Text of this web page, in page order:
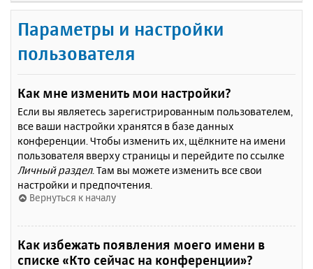
Параметры и настройки
пользователя
Как мне изменить мои настройки?
Если вы являетесь зарегистрированным пользователем,
все ваши настройки хранятся в базе данных
конференции. Чтобы изменить их, щёлкните на имени
пользователя вверху страницы и перейдите по ссылке
Личный раздел. Там вы можете изменить все свои
настройки и предпочтения.
Вернуться к началу
Как избежать появления моего имени в
списке «Кто сейчас на конференции»?